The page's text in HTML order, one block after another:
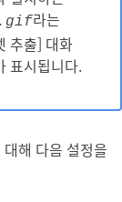
라는
추출] 대화
표시됩니다.
해 다음 설정을